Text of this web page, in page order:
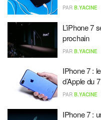
PAR B.YACINE
L’iPhone 7
prochain
PAR B.YACINE
IPhone 7 :
d’Apple du
PAR B.YACINE
IPhone 7 :